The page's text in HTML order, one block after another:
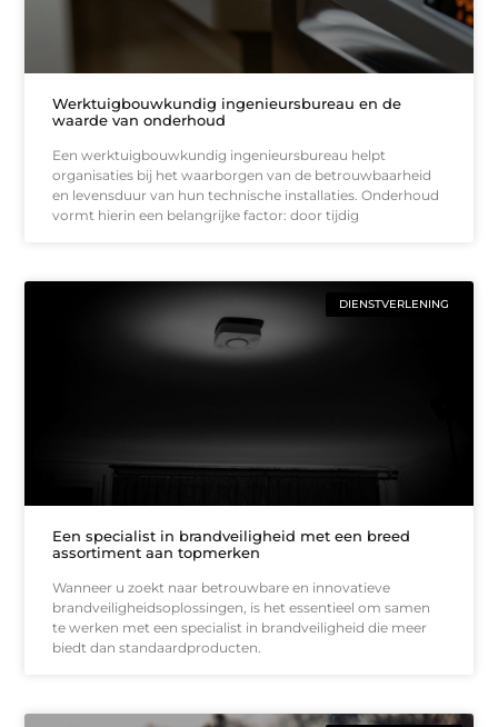
Werktuigbouwkundig ingenieursbureau en de
waarde van onderhoud
Een werktuigbouwkundig ingenieursbureau helpt
organisaties bij het waarborgen van de betrouwbaarheid
en levensduur van hun technische installaties. Onderhoud
vormt hierin een belangrijke factor: door tijdig
DIENSTVERLENING
Een specialist in brandveiligheid met een breed
assortiment aan topmerken
Wanneer u zoekt naar betrouwbare en innovatieve
brandveiligheidsoplossingen, is het essentieel om samen
te werken met een specialist in brandveiligheid die meer
biedt dan standaardproducten.